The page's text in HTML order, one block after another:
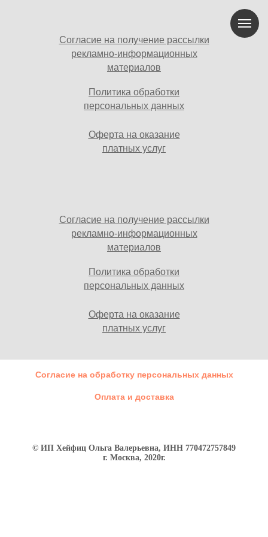
Согласие на получение рассылки
рекламно-информационных
материалов
Политика обработки
персональных данных
Оферта на оказание
платных услуг
Согласие на получение рассылки
рекламно-информационных
материалов
Политика обработки
персональных данных
Оферта на оказание
платных услуг
Согласие на обработку персональных данных
Оплата и доставка
© ИП Хейфиц Ольга Валерьевна, ИНН 770472757849
г. Москва, 2020г.